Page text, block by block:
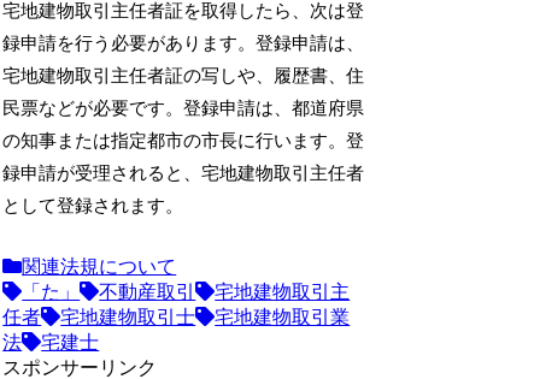
宅地建物取引主任者証を取得したら、次は登
録申請を行う必要があります。登録申請は、
宅地建物取引主任者証の写しや、履歴書、住
民票などが必要です。登録申請は、都道府県
の知事または指定都市の市長に行います。登
録申請が受理されると、宅地建物取引主任者
として登録されます。
関連法規について
「た」
不動産取引
宅地建物取引主
任者
宅地建物取引士
宅地建物取引業
法
宅建士
スポンサーリンク